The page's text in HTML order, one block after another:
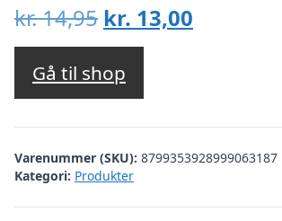
kr.14,95 Den
oprindelige
pris
var:
kr. 14,95.
kr. 13,00
kr. 13,00.
Gå til shop
Varenummer (SKU): 8799353928999063187
Kategori: Produkter